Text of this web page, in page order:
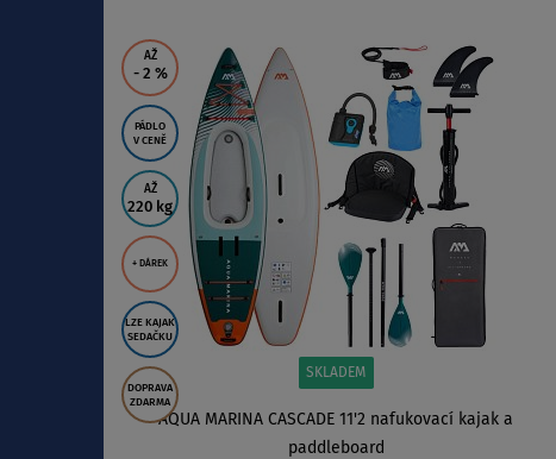
AŽ
- 2 %
PÁDLO
V CENĚ
AŽ
220 kg
+ DÁREK
LZE KAJAK
SEDAČKU
DOPRAVA
ZDARMA
SKLADEM
AQUA MARINA CASCADE 11'2 nafukovací kajak a
paddleboard